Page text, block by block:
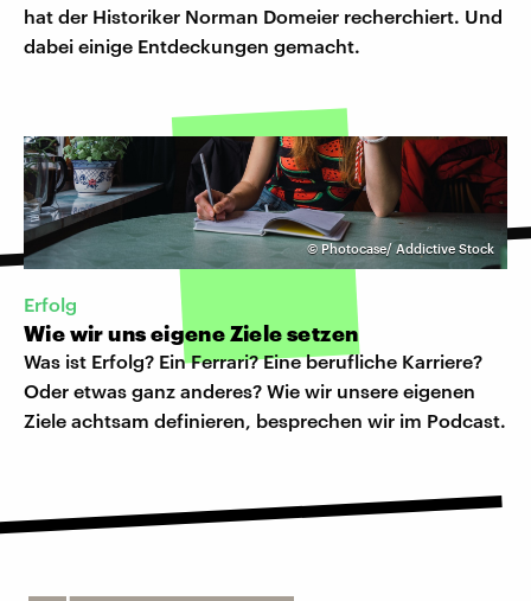
hat der Historiker Norman Domeier recherchiert. Und
dabei einige Entdeckungen gemacht.
© Photocase/ Addictive Stock
Erfolg
Wie wir uns eigene Ziele setzen
Was ist Erfolg? Ein Ferrari? Eine berufliche Karriere?
Oder etwas ganz anderes? Wie wir unsere eigenen
Ziele achtsam definieren, besprechen wir im Podcast.